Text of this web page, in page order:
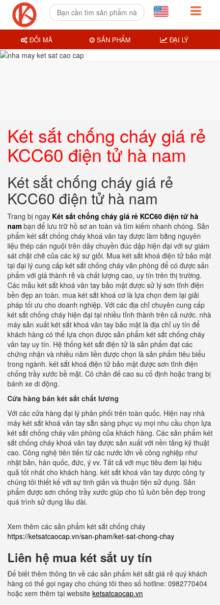
Két sắt chống cháy giá rẻ
KCC60 điện tử hà nam
Két sắt chống cháy giá rẻ
KCC60 điện tử hà nam
Trang bị ngay Két sắt chống cháy giá rẻ KCC60 điện tử hà
nam bạn để lưu trữ hồ sơ an toàn và tìm kiếm nhanh chóng. Sản
phẩm két sắt chống cháy khoá vân tay được làm bằng nguyên
liệu thép cán nguội trên dây chuyền đúc dập hiện đại với sự giám
sát chặt chẽ của các kỹ sư giỏi. Mua két sắt khoá điện tử bảo mật
tại đại lý cung cấp két sắt chống cháy văn phòng để có được sản
phẩm với giá thành rẻ và chất lượng cao, uy tín trên thị trường.
Các mẫu két sắt khoá vân tay bảo mật được sử lý sơn tĩnh điện
bền đẹp an toàn. mua két sắt khoá cơ là lựa chọn đem lại giải
pháp tối ưu cho doanh nghiệp. Với các địa chỉ chuyên cung cấp
két sắt chống cháy hiện đại tại nhiều tỉnh thành trên cả nước. nhà
máy sản xuất két sắt khoá vân tay bảo mật là địa chỉ uy tín để
khách hàng có thể lựa chọn được sản phẩm két sắt chống cháy
vân tay uy tín. Hệ thống két sắt điện tử là sản phẩm đạt các
chứng nhận và nhiều năm liền được chọn là sản phẩm tiêu biểu
trong ngành. két sắt khoá điện tử bảo mật được sơn tĩnh điện
chống trầy xước bề mặt. Có chân đế cao su cố định hoặc trang bị
bánh xe di động.
Cửa hàng bán két sắt chất lương
Với các cửa hàng đại lý phân phối trên toàn quốc. Hiện nay nhà
máy két sắt khoá vân tay sẵn sàng phục vụ mọi nhu cầu chọn lựa
két sắt chống cháy văn phòng của khách hàng. Các sản phẩm két
sắt chống cháy khoá vân tay được sản xuất với nền tảng kỹ thuật
cao. Công nghệ tiên tiến từ các nước lớn về công nghiệp như
nhật bản, hàn quốc, đức, ý vv. Tất cả với mục tiêu đem lại hiệu
quả tốt nhất cho khách hàng. két sắt khoá vân tay được công ty
chúng tôi thiết kế với sự tinh giản và thuận tiện sử dụng. Sản
phẩm được sơn chống trầy xước giúp cho tủ luôn bền đẹp trong
quá trình sử dụng lâu dài.
Xem thêm các sản phẩm két sắt chống cháy
https://ketsatcaocap.vn/san-pham/ket-sat-chong-chay
Liên hệ mua két sắt uy tín
Để biết thêm thông tin về các sản phẩm két sắt giá rẻ quý khách
hàng có thể gọi ngay cho chúng tôi theo số hotline: 0982770404
hoặc xem thêm tại website ketsatcaocap.vn
ĐỔI MÃ SẢN PHẨM ĐẠI LÝ